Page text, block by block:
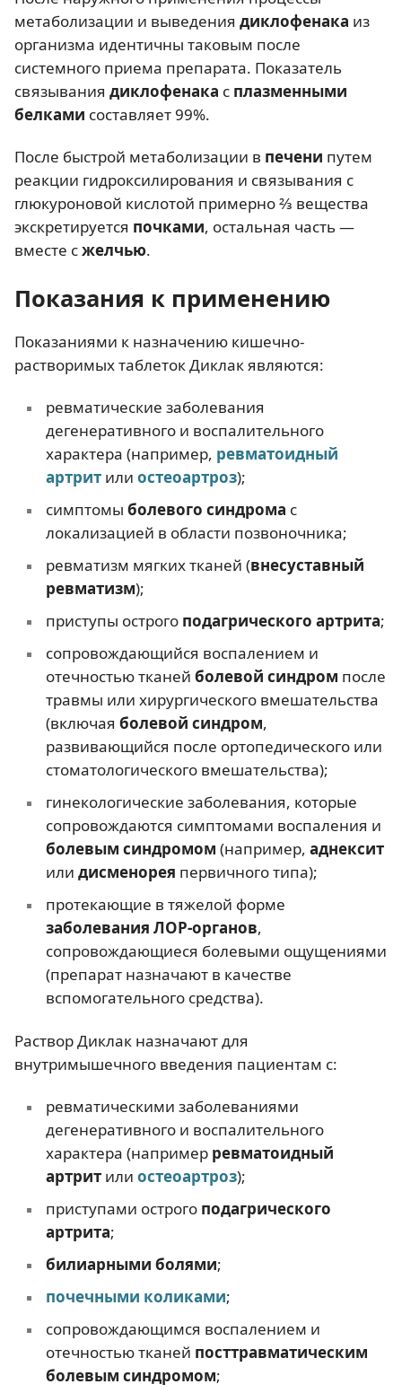
метаболизации и выведения диклофенака из
организма идентичны таковым после
системного приема препарата. Показатель
связывания диклофенака с плазменными
белками составляет 99%.
После быстрой метаболизации в печени путем
реакции гидроксилирования и связывания с
глюкуроновой кислотой примерно ⅔ вещества
экскретируется почками, остальная часть —
вместе сжелчью.
Показания к применению
Показаниями к назначению кишечно-
растворимых таблеток Диклак являются:
ревматические заболевания
дегенеративного и воспалительного
характера (например, ревматоидный
артрит или остеоартроз);
симптомы болевого синдрома с
локализацией в области позвоночника;
ревматизм мягких тканей (внесуставный
ревматизм);
приступы острого подагрического артрита;
сопровождающийся воспалением и
отечностью тканей болевой синдром после
травмы или хирургического вмешательства
(включая болевой синдром,
развивающийся после ортопедического или
стоматологического вмешательства);
гинекологические заболевания, которые
сопровождаются симптомами воспаления и
болевым синдромом (например, аднексит
или дисменорея первичного типа);
протекающие в тяжелой форме
заболевания ЛОР-органов,
сопровождающиеся болевыми ощущениями
(препарат назначают в качестве
вспомогательного средства).
Раствор Диклак назначают для
внутримышечного введения пациентам с:
ревматическими заболеваниями
дегенеративного и воспалительного
характера (напримерревматоидный
артритили остеоартроз);
приступами острого подагрического
артрита;
билиарными болями;
почечными коликами;
сопровождающимся воспалением и
отечностью тканей посттравматическим
болевым синдромом;